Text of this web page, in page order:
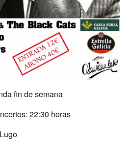
fin de semana
22:30 horas